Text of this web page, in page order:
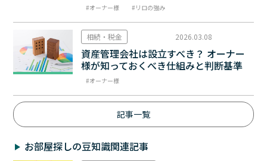
オーナー様 リロの強み
相続・税金 2026.03.08
資産管理会社は設立すべき？ オーナー
様が知っておくべき仕組みと判断基準
オーナー様
記事一覧
お部屋探しの豆知識関連記事